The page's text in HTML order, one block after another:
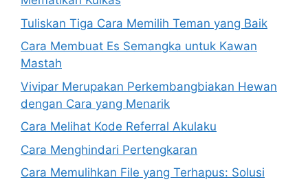
Tuliskan Tiga Cara Memilih Teman yang Baik
Cara Membuat Es Semangka untuk Kawan
Mastah
Vivipar Merupakan Perkembangbiakan Hewan
dengan Cara yang Menarik
Cara Melihat Kode Referral Akulaku
Cara Menghindari Pertengkaran
Cara Memulihkan File yang Terhapus: Solusi